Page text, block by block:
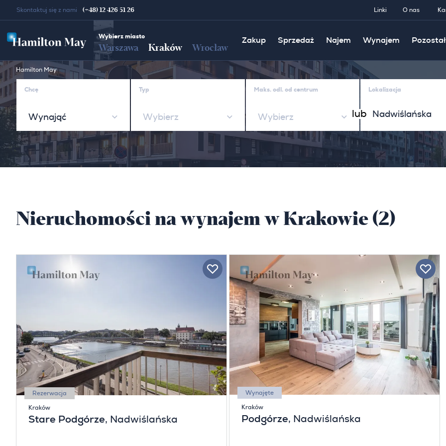
Skontaktuj się z nami (+48) 12 426 51 26 Linki O nas
Wybierz miasto
Warszawa Kraków Wrocław
Zakup Sprzedaż Najem Wynajem
Hamilton May
Chcę
Wynająć
Typ
Wybierz
Maks. odl. od centrum
Wybierz lub
Lokalizacja
Nieruchomości na wynajem w Krakowie (2)
Rezerwacja
Kraków
Stare Podgórze, Nadwiślańska
Wynajęte
Kraków
Podgórze, Nadwiślańska